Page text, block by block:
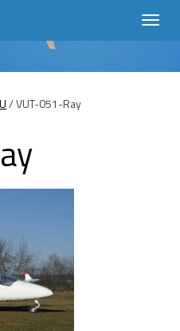
/VUT-051-Ray